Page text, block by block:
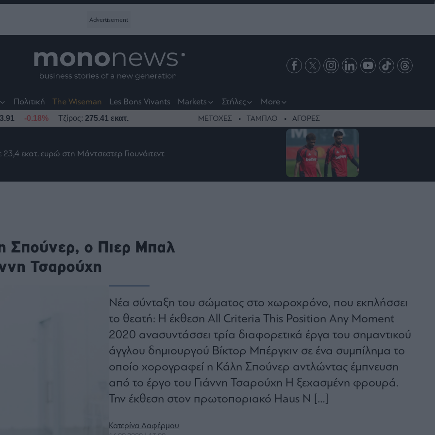
Πολιτική The Wiseman Les Bons Vivants Markets Στήλες More
-0.18% Τζίρος: 275.41 εκατ. ΜΕΤΟΧΕΣ ΤΑΜΠΛΟ ΑΓΟΡΕΣ
εκατ. ευρώ στη Μάντσεστερ Γιουνάιτεντ
Σπούνερ, ο Πιερ Μπαλ
Τσαρούχη
Νέα σύνταξη του σώματος στο χωροχρόνο, που εκπλήσσει
το θεατή: Η έκθεση All Criteria This Position Any Moment
2020 ανασυντάσσει τρία διαφορετικά έργα του σημαντικού
άγγλου δημιουργού Βίκτορ Μπέργκιν σε ένα συμπίλημα το
οποίο χορογραφεί η Κάλη Σπούνερ αντλώντας έμπνευση
από το έργο του Γιάννη Τσαρούχη Η ξεχασμένη φρουρά.
Την έκθεση στον πρωτοποριακό Haus N […]
Κατερίνα Δαφέρμου